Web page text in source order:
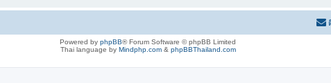
Powered by phpBB® Forum Software © phpBB Limited
Thai language by Mindphp.com& phpBBThailand.com